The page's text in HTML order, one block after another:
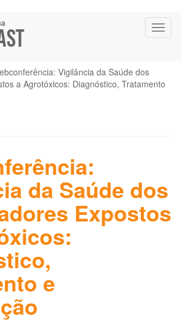
Vigilância da Saúde dos
a Agrotóxicos: Diagnóstico, Tratamento
da Saúde dos
Expostos
e